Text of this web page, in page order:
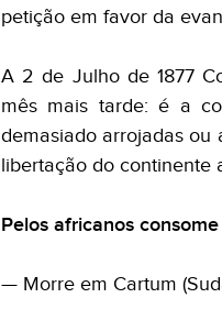
petição em favor da
A 2 de Julho de 1877
mês mais tarde: é a
demasiado arrojadas ou
libertação do continente
Pelos africanos
— Morre em Cartum